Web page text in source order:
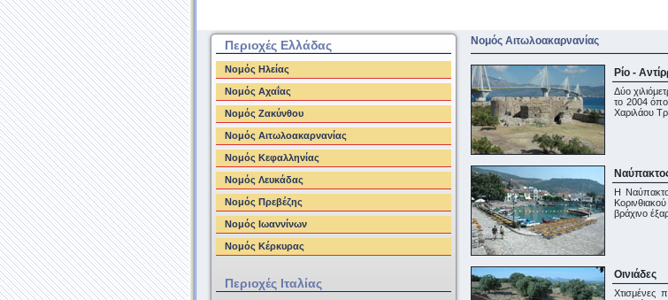
Περιοχές Ελλάδας
Νομός Ηλείας
Νομός Αχαΐας
Νομός Ζακύνθου
Νομός Αιτωλοακαρνανίας
Νομός Κεφαλληνίας
Νομός Λευκάδας
Νομός Πρεβέζης
Νομός Ιωαννίνων
Νομός Κέρκυρας
Περιοχές Ιταλίας
Νομός Αιτωλοακαρνανίας
Ρίο -
Δύο
το 2004
Χαριλάου
Η
βράχινο
Οινιάδες
Χτισμένες